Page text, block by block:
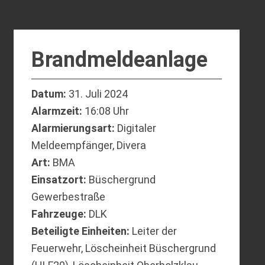
Brandmeldeanlage
Datum: 31. Juli 2024
Alarmzeit: 16:08 Uhr
Alarmierungsart: Digitaler
Meldeempfänger, Divera
Art: BMA
Einsatzort: Büschergrund
Gewerbestraße
Fahrzeuge: DLK
Beteiligte Einheiten: Leiter der
Feuerwehr, Löscheinheit Büschergrund